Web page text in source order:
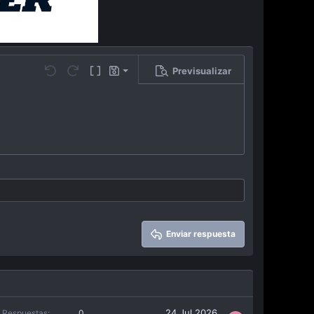
Undo Redo Toggle BB code
Borradores
Guardar borrador
Previsualizar
Enviar respuesta